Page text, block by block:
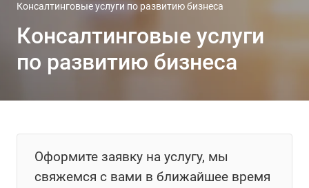
Консалтинговые услуги по развитию бизнеса
Консалтинговые услуги
по развитию бизнеса
Оформите заявку на услугу, мы
свяжемся с вами в ближайшее время